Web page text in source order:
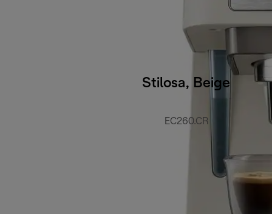
Stilosa, Beige
EC260.CR